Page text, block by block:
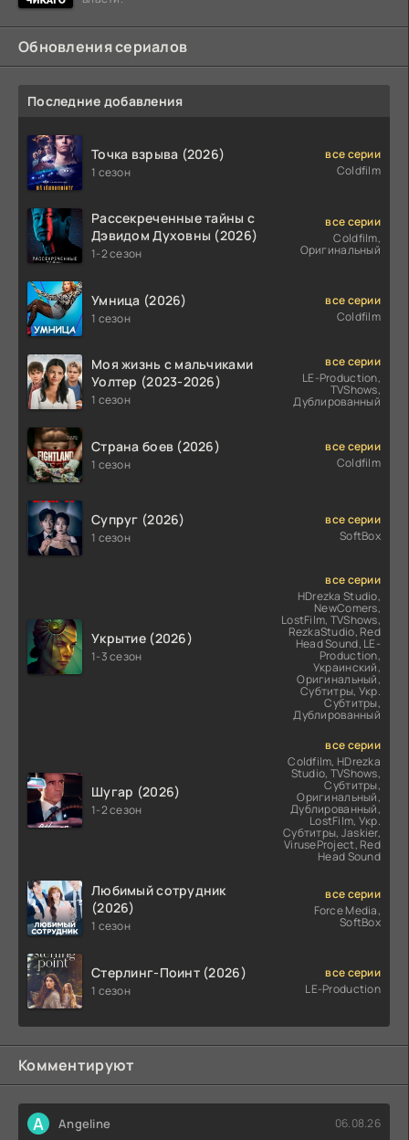
Обновления сериалов
Последние добавления
Точка взрыва (2026)
1 сезон
все серии
Coldfilm
Рассекреченные тайны с
Дэвидом Духовны (2026)
1-2 сезон
все серии
Coldfilm,
Оригинальный
Умница (2026)
1 сезон
все серии
Coldfilm
Моя жизнь с мальчиками
Уолтер (2023-2026)
1 сезон
все серии
LE-Production,
TVShows,
Дублированный
Страна боев (2026)
1 сезон
все серии
Coldfilm
Супруг (2026)
1 сезон
все серии
SoftBox
Укрытие (2026)
1-3 сезон
все серии
HDrezka Studio,
NewComers,
LostFilm, TVShows,
RezkaStudio, Red
Head Sound, LE-
Production,
Украинский,
Оригинальный,
Субтитры, Укр.
Субтитры,
Дублированный
Шугар (2026)
1-2 сезон
все серии
Coldfilm, HDrezka
Studio, TVShows,
Субтитры,
Оригинальный,
Дублированный,
LostFilm, Укр.
Субтитры, Jaskier,
ViruseProject, Red
Head Sound
Любимый сотрудник
(2026)
1 сезон
все серии
Force Media,
SoftBox
Стерлинг-Поинт (2026)
1 сезон
все серии
LE-Production
Комментируют
A Angeline 06.08.26